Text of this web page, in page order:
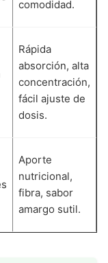
comodidad.
Rápida
absorción, alta
concentración,
fácil ajuste de
dosis.
Aporte
nutricional,
fibra, sabor
amargo sutil.